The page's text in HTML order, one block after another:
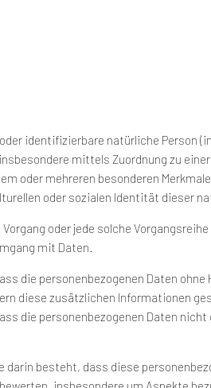
identifizierbare natürliche Person
mittels Zuordnung zu
oder mehreren besonderen
oder sozialen Identität dieser
oder jede solche
mit Daten.
die personenbezogenen Daten
diese zusätzlichen Informationen
die personenbezogenen Daten
besteht, dass diese